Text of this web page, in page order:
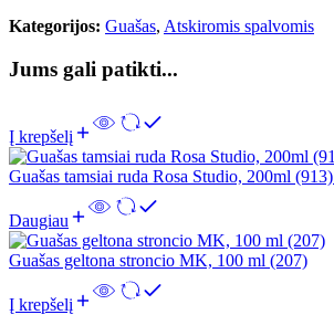
Kategorijos: Guašas, Atskiromis spalvomis
Jums gali patikti...
Į krepšelį
Guašas tamsiai ruda Rosa Studio, 200ml (913)
Daugiau
Guašas geltona stroncio MK, 100 ml (207)
Į krepšelį